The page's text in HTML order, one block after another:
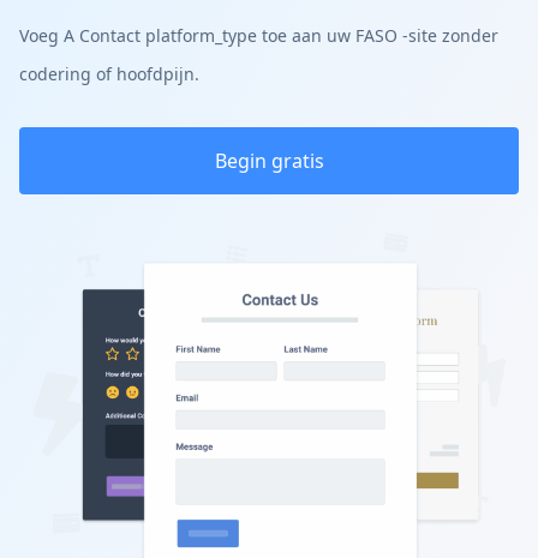
Voeg A Contact platform_type toe aan uw FASO -site zonder
codering of hoofdpijn.
Begin gratis